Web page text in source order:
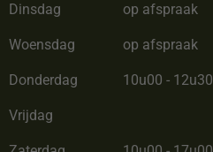
Dinsdag op afspraak
Woensdag op afspraak
Donderdag 10u00 - 12u30
Vrijdag